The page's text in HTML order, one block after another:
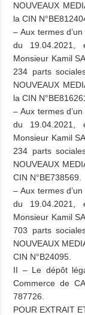
NOUVEAUX
la CIN
– Aux termes
du 19.04.2021,
Monsieur Kamil
234 parts
NOUVEAUX
la CIN
– Aux termes
du 19.04.2021,
Monsieur Kamil
234 parts
NOUVEAUX
CIN N°BE738569.
– Aux termes
du 19.04.2021,
Monsieur Kamil
703 parts
NOUVEAUX
CIN N°B24095.
II – Le dépôt
Commerce de
787726.
POUR EXTRAIT